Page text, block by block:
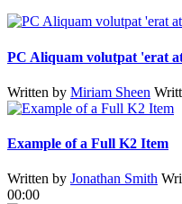
PC Aliquam volutpat 'erat
Written by Miriam Sheen
Example of a Full K2 Item
Written by Jonathan Smith
00:00